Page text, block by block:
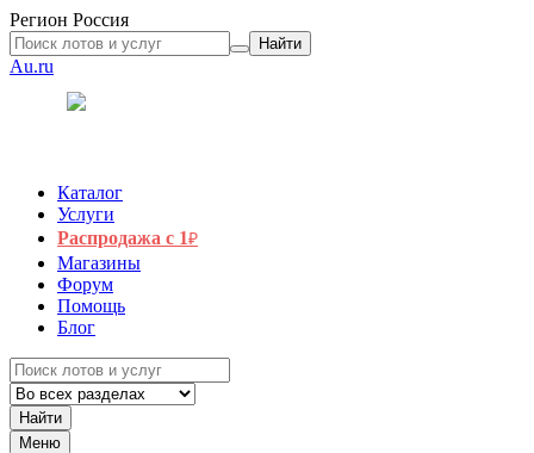
Регион Россия
Найти
Au.ru
Каталог
Услуги
Распродажа с 1₽
Магазины
Форум
Помощь
Блог
Найти
Меню